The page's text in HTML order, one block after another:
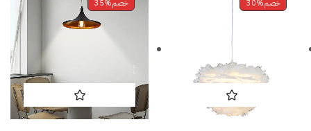
خصم30% خصم35%